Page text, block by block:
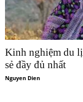
Kinh nghiệm du
sẻ đầy đủ nhất
Nguyen Dien